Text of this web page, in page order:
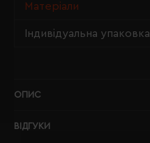
Матеріали
Індивідуальна упаковка
ОПИС
ВІДГУКИ